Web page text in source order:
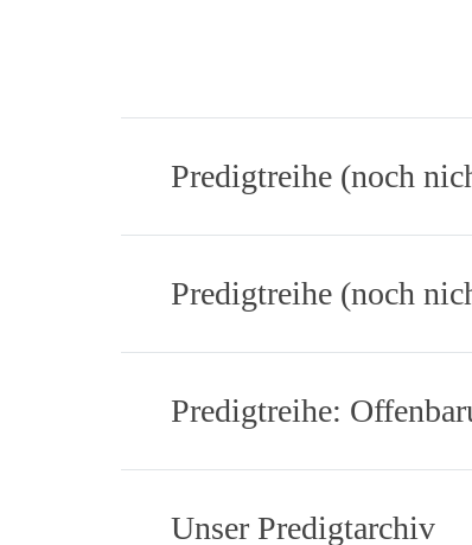
Predigtreihe (noch
Predigtreihe (noch
Predigtreihe:
Unser Predigtarchiv